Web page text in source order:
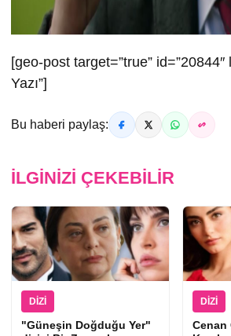
[geo-post target=”true”
Yazı”]
Bu haberi paylaş:
İLGINIZI ÇEKEBILIR
DIZI
"Güneşin Doğduğu Yer"
DIZI
Cenan